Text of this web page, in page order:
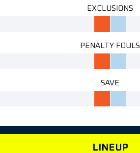
EXCLUSIONS
PENALTY FOULS
SAVE
LINEUP